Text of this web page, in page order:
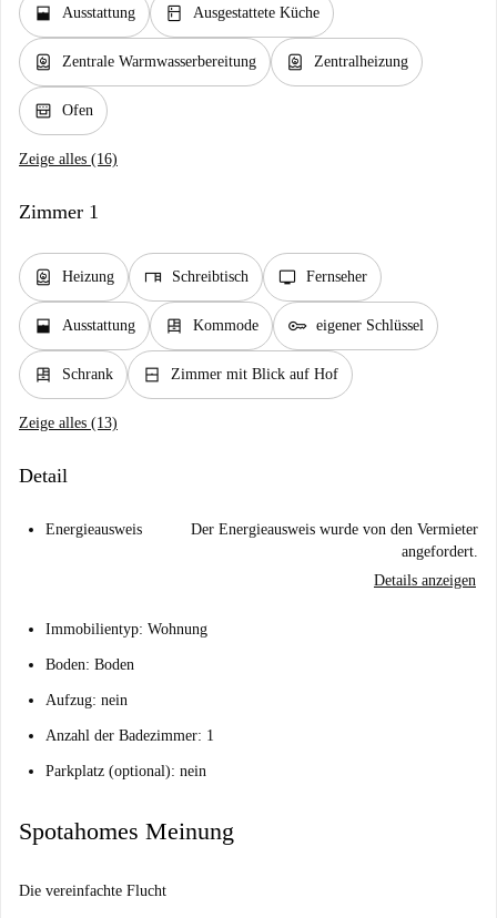
window_open Ausstattung kitchen Ausgestattete Küche
water_heater Zentrale Warmwasserbereitung water_heater Zentralheizung
oven_gen Ofen
Zeige alles (16)
Zimmer 1
water_heater Heizung desk Schreibtisch tv Fernseher
window_open Ausstattung dresser Kommode key eigener Schlüssel
dresser Schrank window_closed Zimmer mit Blick auf Hof
Zeige alles (13)
Detail
Energieausweis
Der Energieausweis wurde von den Vermieter
angefordert.
Details anzeigen
Immobilientyp: Wohnung
Boden: Boden
Aufzug: nein
Anzahl der Badezimmer: 1
Parkplatz (optional): nein
Spotahomes Meinung
Die vereinfachte Flucht